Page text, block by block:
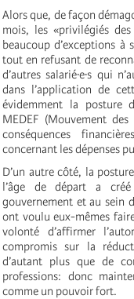
Alors que, de façon
mois, les «privilégiés
beaucoup d’exceptions
tout en refusant de
d’autres salarié·e·s qui
dans l’application de
évidemment la posture
MEDEF (Mouvement
conséquences
concernant les dépenses
D’un autre côté, la
l’âge de départ a
gouvernement et au sein
ont voulu eux-mêmes
volonté d’affirmer
compromis sur la
d’autant plus que de
professions: donc
comme un pouvoir fort.